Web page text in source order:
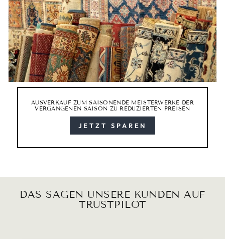
AUSVERKAUF ZUM SAISONENDE MEISTERWERKE DER
VERGANGENEN SAISON ZU REDUZIERTEN PREISEN
JETZT SPAREN
DAS SAGEN UNSERE KUNDEN AUF
TRUSTPILOT